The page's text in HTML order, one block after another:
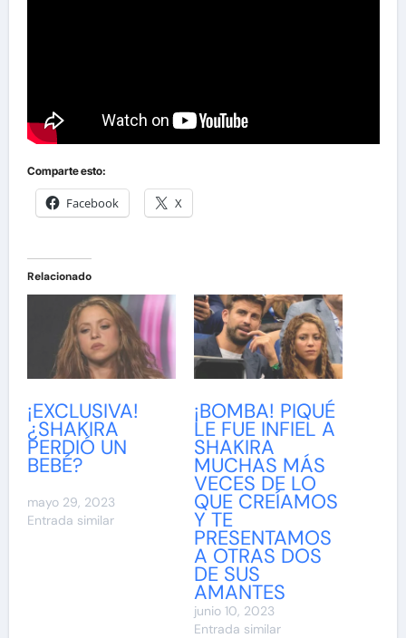
Comparte esto:
Facebook X
Relacionado
¡EXCLUSIVA!
¿SHAKIRA
PERDIÓ UN
BEBÉ?
mayo 29, 2023
Entrada similar
¡BOMBA! PIQUÉ
LE FUE INFIEL A
SHAKIRA
MUCHAS MÁS
VECES DE LO
QUE CREÍAMOS
Y TE
PRESENTAMOS
A OTRAS DOS
DE SUS
AMANTES
junio 10, 2023
Entrada similar